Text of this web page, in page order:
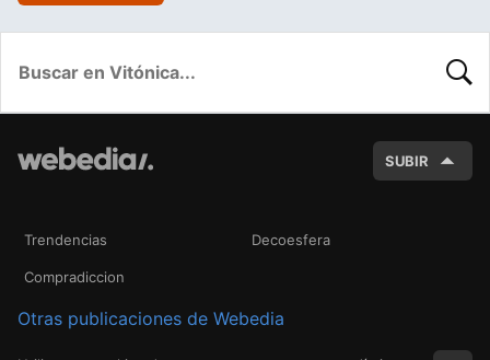
SUBIR
Trendencias Decoesfera
Compradiccion
Otras publicaciones de Webedia